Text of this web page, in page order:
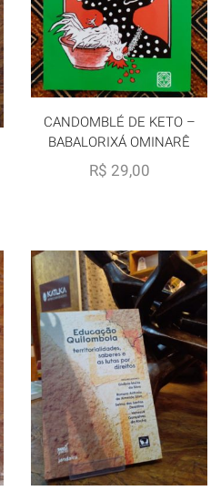
CANDOMBLÉ DE KETO –
BABALORIXÁ OMINARÊ
R$ 29,00